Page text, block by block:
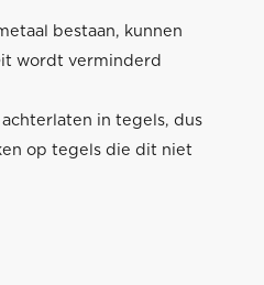
bestaan, kunnen
wordt verminderd
in tegels, dus
op tegels die dit niet